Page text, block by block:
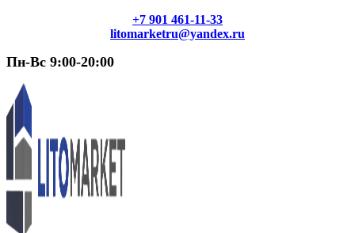
+7 901 461-11-33
litomarketru@yandex.ru
Пн-Вс 9:00-20:00